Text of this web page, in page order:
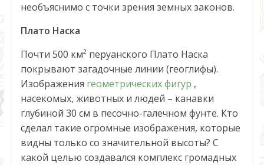
необъяснимо с точки зрения земных законов.
Плато Наска
Почти 500 км² перуанского Плато Наска
покрывают загадочные линии (геоглифы).
Изображения геометрических фигур ,
насекомых, животных и людей – канавки
глубиной 30 см в песочно-галечном фунте. Кто
сделал такие огромные изображения, которые
видны только со значительной высоты? С
какой целью создавался комплекс громадных